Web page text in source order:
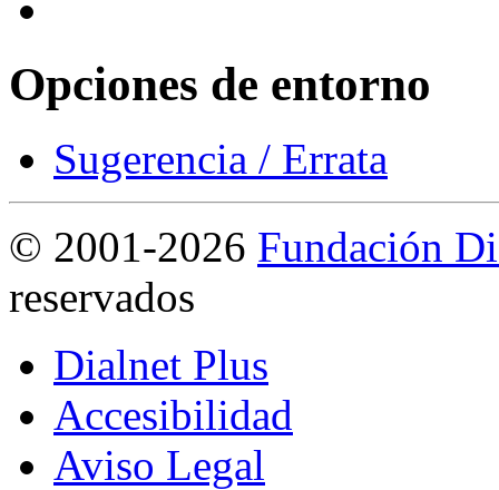
Opciones de entorno
Sugerencia / Errata
© 2001-2026 Fundación
reservados
Dialnet Plus
Accesibilidad
Aviso Legal